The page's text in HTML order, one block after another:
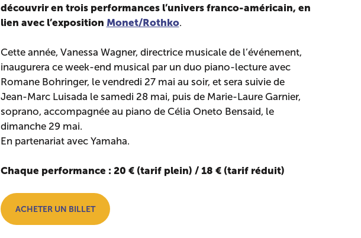
découvrir en trois performances l’univers franco-américain, en
lien avec l’exposition Monet/Rothko.
Cette année, Vanessa Wagner, directrice musicale de l’événement,
inaugurera ce week-end musical par un duo piano-lecture avec
Romane Bohringer, le vendredi 27 mai au soir, et sera suivie de
Jean-Marc Luisada le samedi 28 mai, puis de Marie-Laure Garnier,
soprano, accompagnée au piano de Célia Oneto Bensaid, le
dimanche 29 mai.
En partenariat avec Yamaha.
Chaque performance : 20 € (tarif plein) / 18 € (tarif réduit)
ACHETER UN BILLET